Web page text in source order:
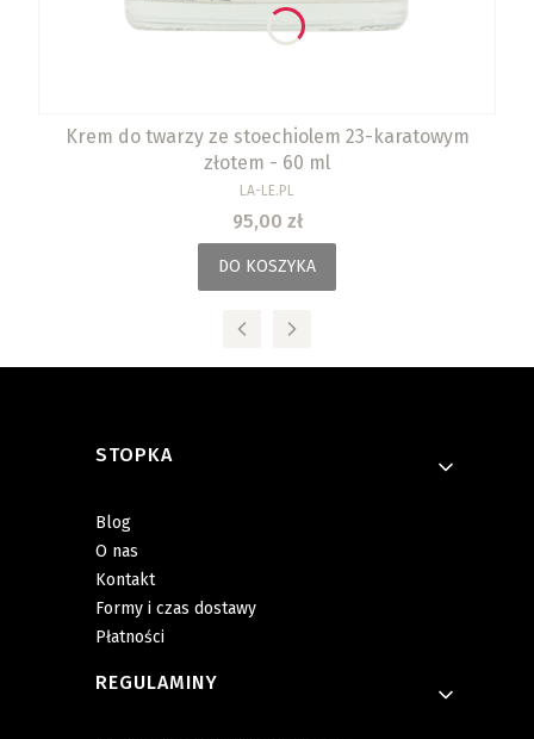
Krem do twarzy ze stoechiolem 23-karatowym
złotem - 60 ml
PRODUCENT
LA-LE.PL
Cena
95,00 zł
DO KOSZYKA
Linki w stopce
STOPKA
Blog
O nas
Kontakt
Formy i czas dostawy
Płatności
REGULAMINY